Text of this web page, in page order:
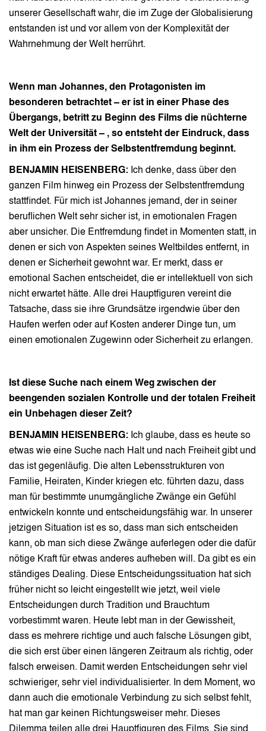
unserer Gesellschaft wahr, die im Zuge der Globalisierung
entstanden ist und vor allem von der Komplexität der
Wahrnehmung der Welt herrührt.
Wenn man Johannes, den Protagonisten im
besonderen betrachtet – er ist in einer Phase des
Übergangs, betritt zu Beginn des Films die nüchterne
Welt der Universität – , so entsteht der Eindruck, dass
in ihm ein Prozess der Selbstentfremdung beginnt.
BENJAMIN HEISENBERG: Ich denke, dass über den
ganzen Film hinweg ein Prozess der Selbstentfremdung
stattfindet. Für mich ist Johannes jemand, der in seiner
beruflichen Welt sehr sicher ist, in emotionalen Fragen
aber unsicher. Die Entfremdung findet in Momenten statt, in
denen er sich von Aspekten seines Weltbildes entfernt, in
denen er Sicherheit gewohnt war. Er merkt, dass er
emotional Sachen entscheidet, die er intellektuell von sich
nicht erwartet hätte. Alle drei Hauptfiguren vereint die
Tatsache, dass sie ihre Grundsätze irgendwie über den
Haufen werfen oder auf Kosten anderer Dinge tun, um
einen emotionalen Zugewinn oder Sicherheit zu erlangen.
Ist diese Suche nach einem Weg zwischen der
beengenden sozialen Kontrolle und der totalen Freiheit
ein Unbehagen dieser Zeit?
BENJAMIN HEISENBERG: Ich glaube, dass es heute so
etwas wie eine Suche nach Halt und nach Freiheit gibt und
das ist gegenläufig. Die alten Lebensstrukturen von
Familie, Heiraten, Kinder kriegen etc. führten dazu, dass
man für bestimmte unumgängliche Zwänge ein Gefühl
entwickeln konnte und entscheidungsfähig war. In unserer
jetzigen Situation ist es so, dass man sich entscheiden
kann, ob man sich diese Zwänge auferlegen oder die dafür
nötige Kraft für etwas anderes aufheben will. Da gibt es ein
ständiges Dealing. Diese Entscheidungssituation hat sich
früher nicht so leicht eingestellt wie jetzt, weil viele
Entscheidungen durch Tradition und Brauchtum
vorbestimmt waren. Heute lebt man in der Gewissheit,
dass es mehrere richtige und auch falsche Lösungen gibt,
die sich erst über einen längeren Zeitraum als richtig, oder
falsch erweisen. Damit werden Entscheidungen sehr viel
schwieriger, sehr viel individualisierter. In dem Moment, wo
dann auch die emotionale Verbindung zu sich selbst fehlt,
hat man gar keinen Richtungsweiser mehr. Dieses
Dilemma teilen alle drei Hauptfiguren des Films. Sie sind